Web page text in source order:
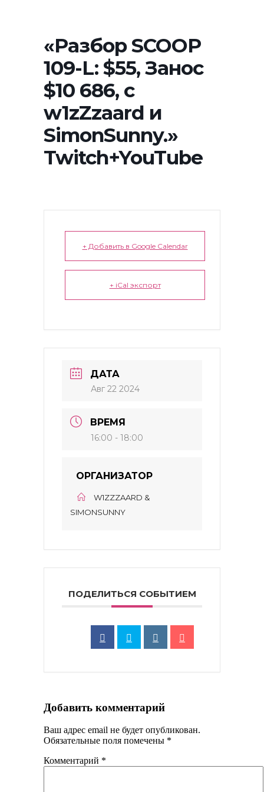
«Разбор SCOOP
109-L: $55, Занос
$10 686, с
w1zZzaard и
SimonSunny.»
Twitch+YouTube
+ Добавить в Google Calendar
+ iCal экспорт
ДАТА
Авг 22 2024
ВРЕМЯ
16:00 - 18:00
ОРГАНИЗАТОР
W1ZZZAARD &
SIMONSUNNY
ПОДЕЛИТЬСЯ СОБЫТИЕМ
Добавить комментарий
Ваш адрес email не будет опубликован.
Обязательные поля помечены *
Комментарий *